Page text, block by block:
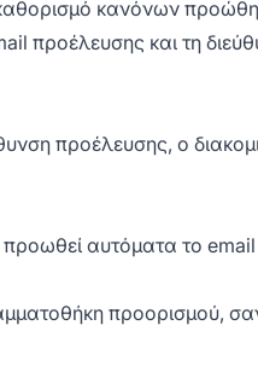
κανόνων
προέλευσης και τη
προέλευσης, ο
αυτόματα το
προορισμού,